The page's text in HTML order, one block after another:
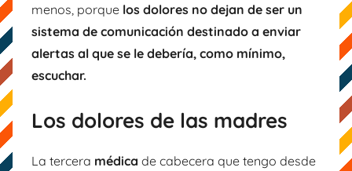
menos, porque los dolores no dejan de ser un
sistema de comunicación destinado a enviar
alertas al que se le debería, como mínimo,
escuchar.
Los dolores de las madres
La tercera médica de cabecera que tengo desde